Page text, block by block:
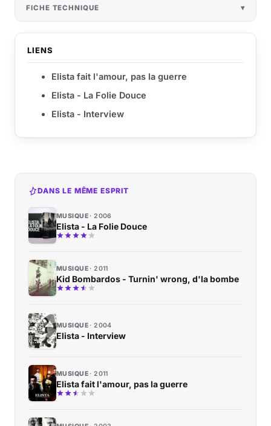
FICHE TECHNIQUE
LIENS
Elista fait l'amour, pas la guerre
Elista - La Folie Douce
Elista - Interview
DANS LE MÊME ESPRIT
MUSIQUE 2006
Elista - La Folie Douce
MUSIQUE 2011
Kid Bombardos - Turnin' wrong, d'la bombe
MUSIQUE 2004
Elista - Interview
MUSIQUE 2011
Elista fait l'amour, pas la guerre